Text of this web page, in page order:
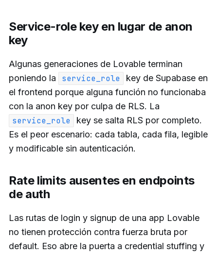
Service-role key en lugar de anon
key
Algunas generaciones de Lovable terminan
poniendo la
service_role
key de Supabase en
el frontend porque alguna función no funcionaba
con la anon key por culpa de RLS. La
service_role
key se salta RLS por completo.
Es el peor escenario: cada tabla, cada fila, legible
y modificable sin autenticación.
Rate limits ausentes en endpoints
de auth
Las rutas de login y signup de una app Lovable
no tienen protección contra fuerza bruta por
default. Eso abre la puerta a credential stuffing y